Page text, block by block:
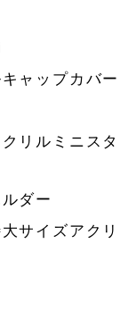
ャップカバー
リルミニスタ
ダー
サイズアクリ